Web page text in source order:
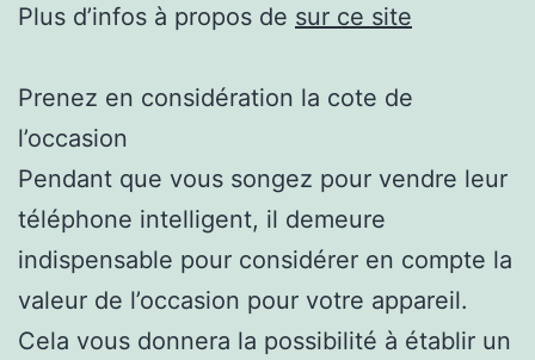
Plus d’infos à propos de sur ce site
Prenez en considération la cote de
l’occasion
Pendant que vous songez pour vendre leur
téléphone intelligent, il demeure
indispensable pour considérer en compte la
valeur de l’occasion pour votre appareil.
Cela vous donnera la possibilité à établir un